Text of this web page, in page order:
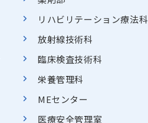
リハビリテーション療法科
放射線技術科
臨床検査技術科
栄養管理科
MEセンター
医療安全管理室